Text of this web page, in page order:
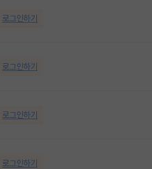
로그인하기
로그인하기
로그인하기
로그인하기